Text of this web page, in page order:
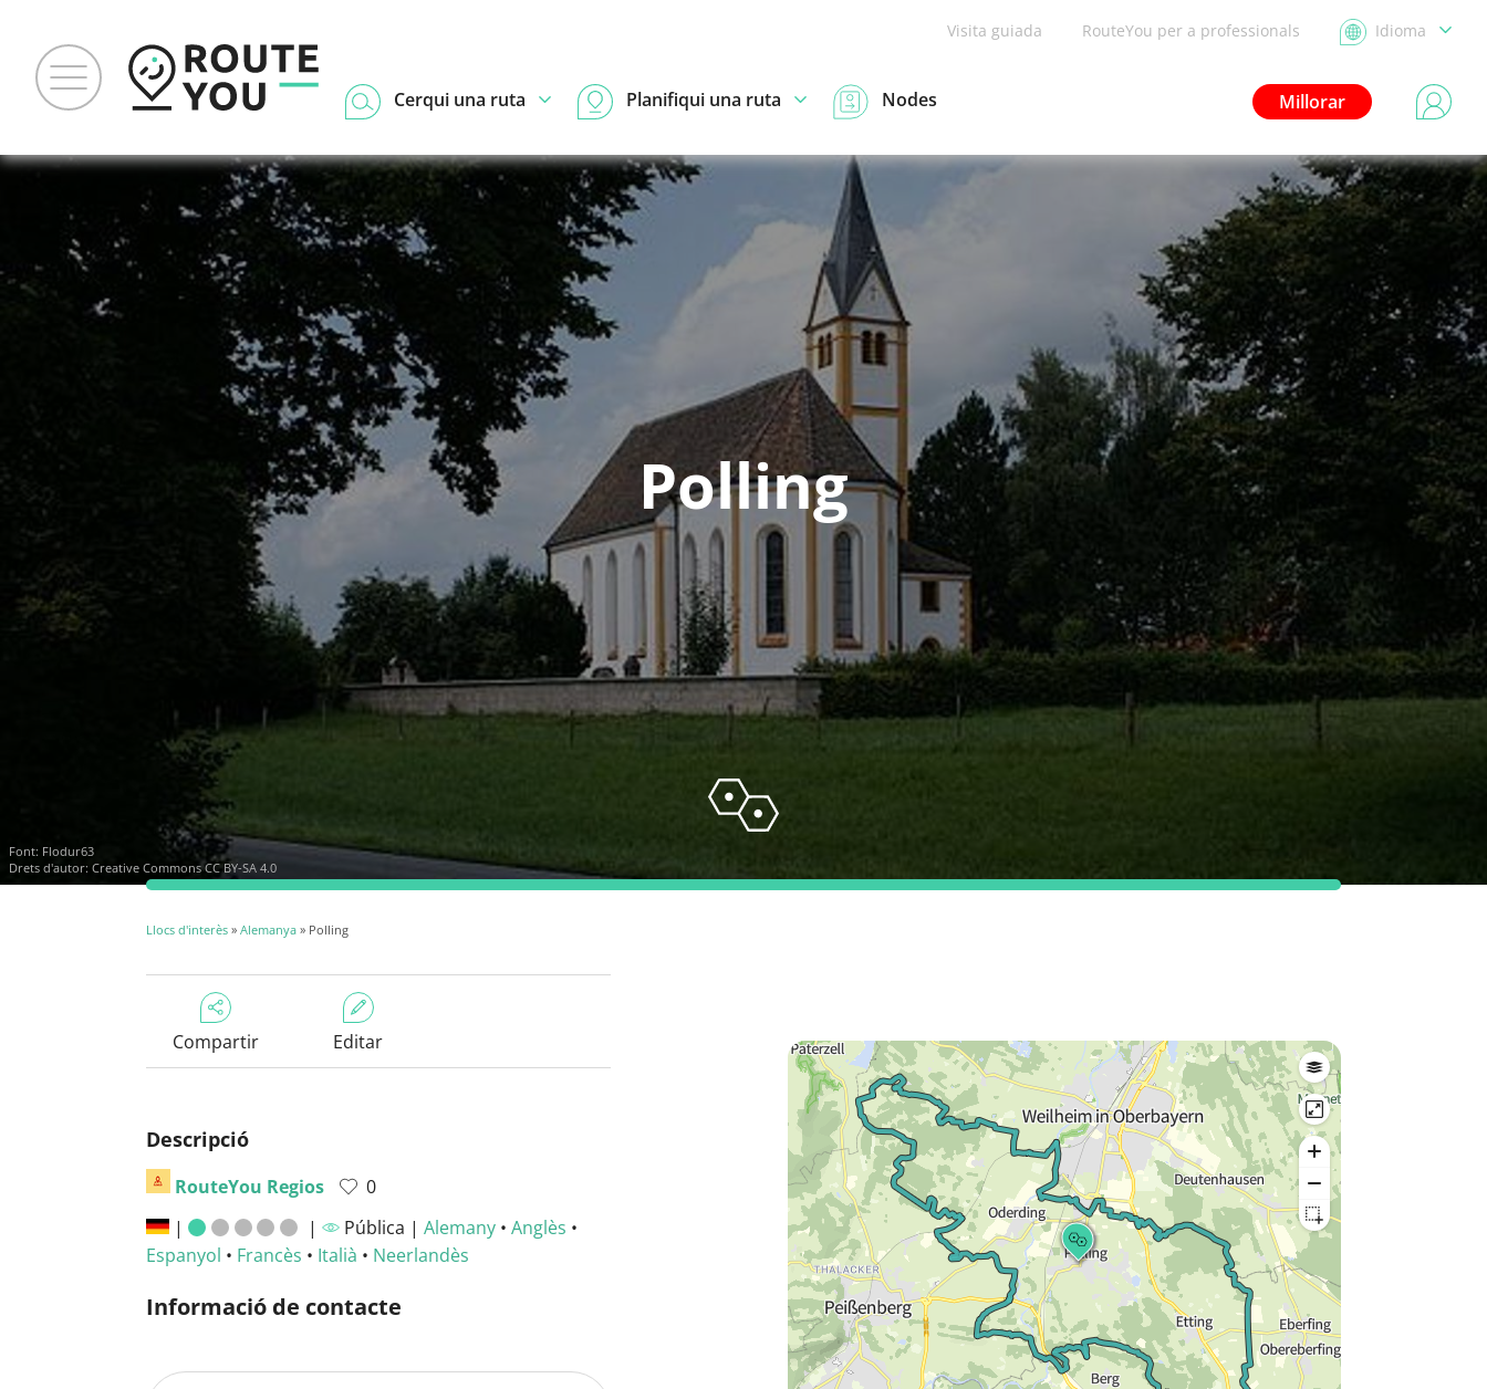
Visita guiada RouteYou per a professionals Idioma
Millorar
Cerqui una ruta Planifiqui una ruta Nodes
Polling
Font: Flodur63
Drets d'autor: Creative Commons CC BY-SA 4.0
Llocs d'interès » Alemanya » Polling
Compartir Editar
Descripció
RouteYou Regios
0
|
| Pública | Alemany• Anglès •
Espanyol • Francès • Italià • Neerlandès
Informació de contacte